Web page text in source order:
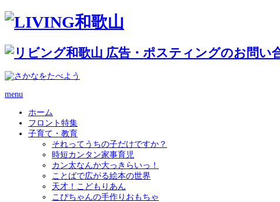
menu
ホーム
フロント特集
子育て・教育
それってうちの子だけですか？
時短カンタン家事育児
カン太なんか大っきらいっ！
ことばで広がる絵本の世界
天才！こどもりあん
こぴちゃんの手作りおもちゃ